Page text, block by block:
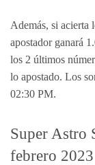
Además, si acierta
apostador ganará
los 2 últimos
lo apostado. Los
02:30 PM.
Super Astro
febrero 2023